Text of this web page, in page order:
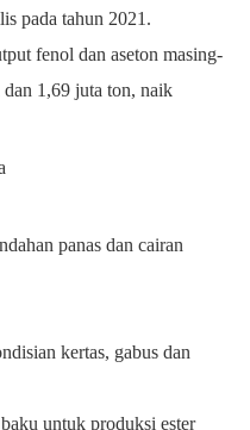
pada tahun 2021.
fenol dan aseton masing-
1,69 juta ton, naik
panas dan cairan
kertas, gabus dan
untuk produksi ester